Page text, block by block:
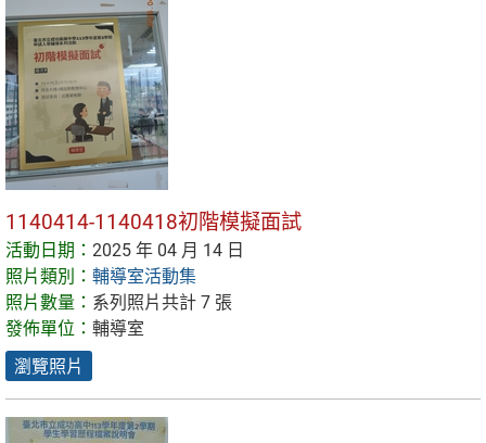
1140414-1140418初階模擬面試
活動日期： 2025 年 04 月 14 日
照片類別： 輔導室活動集
照片數量： 系列照片共計 7 張
發佈單位： 輔導室
瀏覽照片